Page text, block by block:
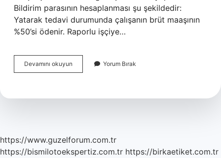
Bildirim parasının hesaplanması şu şekildedir:
Yatarak tedavi durumunda çalışanın brüt maaşının
%50’si ödenir. Raporlu işçiye…
Devamını okuyun
Işçi
Nasıl
Yorum Bırak
https://www.guzelforum.com.tr
https://bismilotoekspertiz.com.tr https://birkaetiket.com.tr